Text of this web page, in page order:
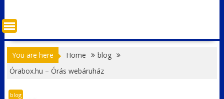
You are here Home
blog
Órabox.hu – Órás webáruház
blog